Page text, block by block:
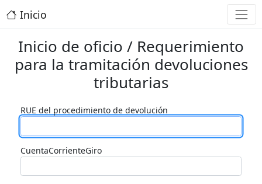
Inicio
Inicio de oficio / Requerimiento
para la tramitación devoluciones
tributarias
RUE del procedimiento de devolución
CuentaCorrienteGiro